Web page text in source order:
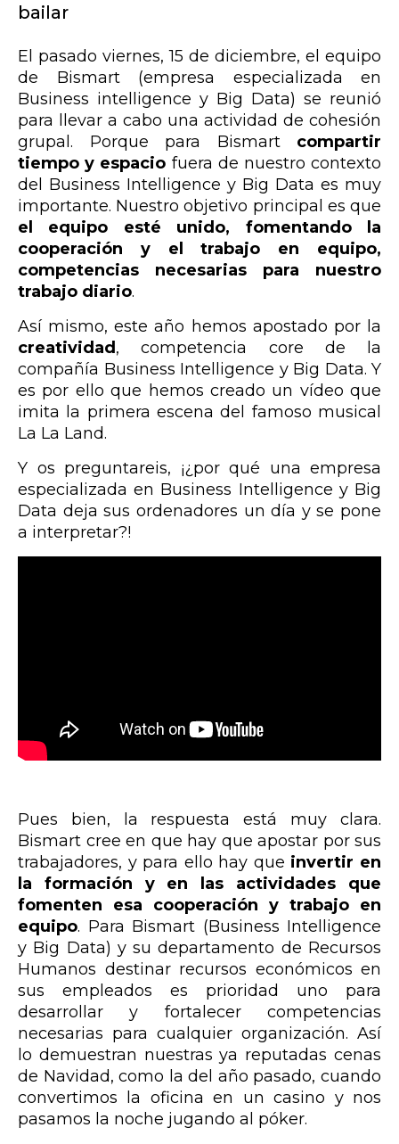
bailar
El pasado viernes, 15 de diciembre, el equipo
de Bismart (empresa especializada en
Business intelligence y Big Data) se reunió
para llevar a cabo una actividad de cohesión
grupal. Porque para Bismart compartir
tiempo y espacio fuera de nuestro contexto
del Business Intelligence y Big Data es muy
importante. Nuestro objetivo principal es que
el equipo esté unido, fomentando la
cooperación y el trabajo en equipo,
competencias necesarias para nuestro
trabajo diario.
Así mismo, este año hemos apostado por la
creatividad, competencia core de la
compañía Business Intelligence y Big Data. Y
es por ello que hemos creado un vídeo que
imita la primera escena del famoso musical
La La Land.
Y os preguntareis, ¡¿por qué una empresa
especializada en Business Intelligence y Big
Data deja sus ordenadores un día y se pone
a interpretar?!
Pues bien, la respuesta está muy clara.
Bismart cree en que hay que apostar por sus
trabajadores, y para ello hay que invertir en
la formación y en las actividades que
fomenten esa cooperación y trabajo en
equipo. Para Bismart (Business Intelligence
y Big Data) y su departamento de Recursos
Humanos destinar recursos económicos en
sus empleados es prioridad uno para
desarrollar y fortalecer competencias
necesarias para cualquier organización. Así
lo demuestran nuestras ya reputadas cenas
de Navidad, como la del año pasado, cuando
convertimos la oficina en un casino y nos
pasamos la noche jugando al póker.